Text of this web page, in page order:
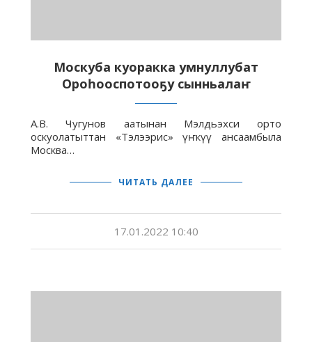
Москуба куоракка умнуллубат
Ороһооспотооҕу сынньалаҥ
А.В. Чугунов аатынан Мэлдьэхси орто
оскуолатыттан «Тэлээрис» үҥкүү ансаамбыла
Москва…
ЧИТАТЬ ДАЛЕЕ
17.01.2022 10:40